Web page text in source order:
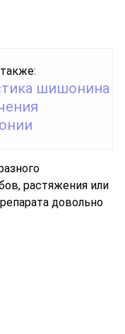
шишонина
растяжения или
довольно